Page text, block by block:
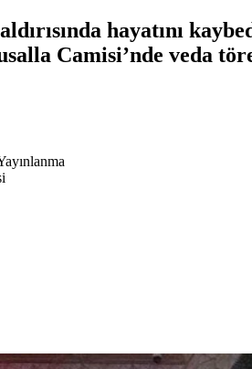
hayatını
Camisi’nde veda